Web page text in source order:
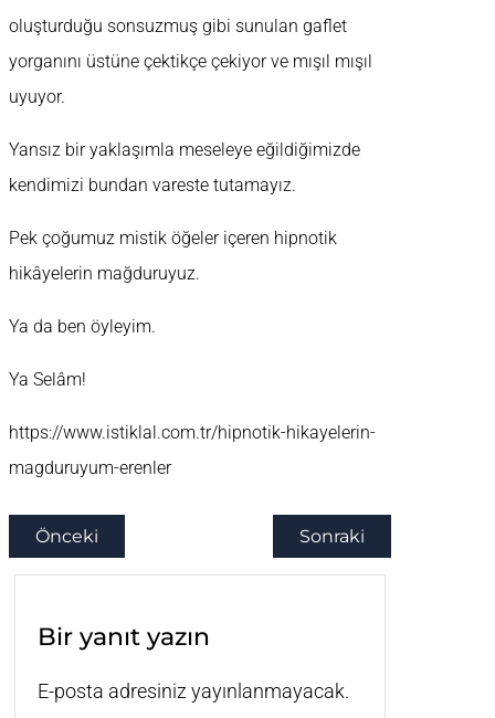
oluşturduğu sonsuzmuş gibi sunulan gaflet
yorganını üstüne çektikçe çekiyor ve mışıl mışıl
uyuyor.
Yansız bir yaklaşımla meseleye eğildiğimizde
kendimizi bundan vareste tutamayız.
Pek çoğumuz mistik öğeler içeren hipnotik
hikâyelerin mağduruyuz.
Ya da ben öyleyim.
Ya Selâm!
https://www.istiklal.com.tr/hipnotik-hikayelerin-
magduruyum-erenler
Önceki Sonraki
Bir yanıt yazın
E-posta adresiniz yayınlanmayacak.